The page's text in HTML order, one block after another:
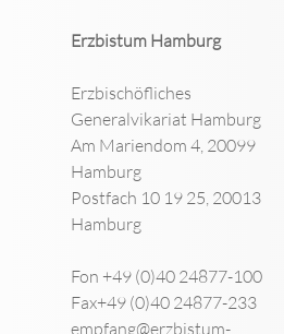
Erzbistum Hamburg
Erzbischöfliches
Generalvikariat Hamburg
Am Mariendom 4, 20099
Hamburg
Postfach 10 19 25, 20013
Hamburg
Fon +49 (0)40 24877-100
Fax+49 (0)40 24877-233
empfang@erzbistum-